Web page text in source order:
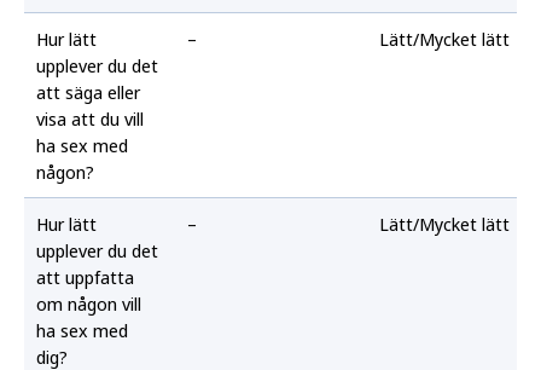
Hur lätt
upplever du det
att säga eller
visa att du vill
ha sex med
någon?
– Lätt/Mycket lätt
Hur lätt
upplever du det
att uppfatta
om någon vill
ha sex med
dig?
– Lätt/Mycket lätt